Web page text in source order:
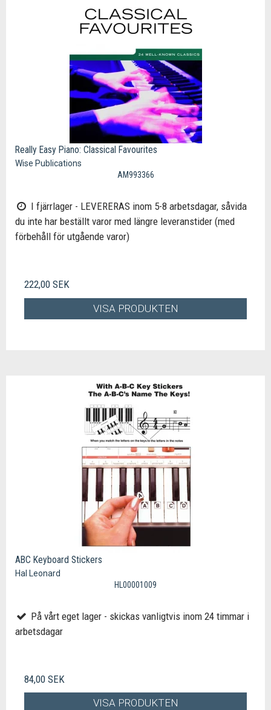
Really Easy Piano: Classical Favourites
Wise Publications
AM993366
I fjärrlager - LEVERERAS inom 5-8 arbetsdagar, såvida
du inte har beställt varor med längre leveranstider (med
förbehåll för utgående varor)
222,00 SEK
VISA PRODUKTEN
ABC Keyboard Stickers
Hal Leonard
HL00001009
På vårt eget lager - skickas vanligtvis inom 24 timmar i
arbetsdagar
84,00 SEK
VISA PRODUKTEN